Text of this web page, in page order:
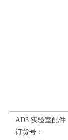
AD3 实验室配件
订货号：